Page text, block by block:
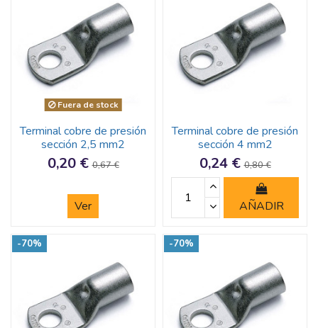
Fuera de stock
Terminal cobre de presión
sección 2,5 mm2
0,20 €0,67 €
Ver
Terminal cobre de presión
sección 4 mm2
0,24 €0,80 €
AÑADIR
-70% -70%